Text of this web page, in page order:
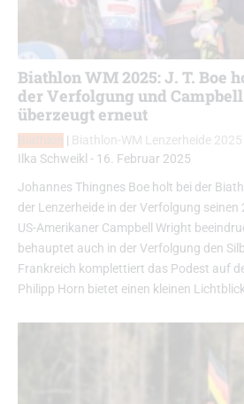
Biathlon WM 2025: J. T. Boe
der Verfolgung und
überzeugt erneut
| Biathlon-WM Lenzerheide 2025
Ilka Schweikl - 16. Februar 2025
Johannes Thingnes Boe holt bei der
der Lenzerheide in der Verfolgung
US-Amerikaner Campbell Wright
behauptet auch in der Verfolgung den
Frankreich komplettiert das Podest auf
Philipp Horn bietet einen kleinen